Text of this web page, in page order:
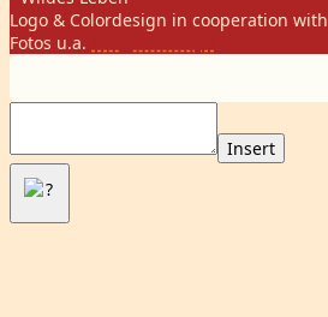
Logo & Colordesign in cooperation with
Fotos u.a.
Insert